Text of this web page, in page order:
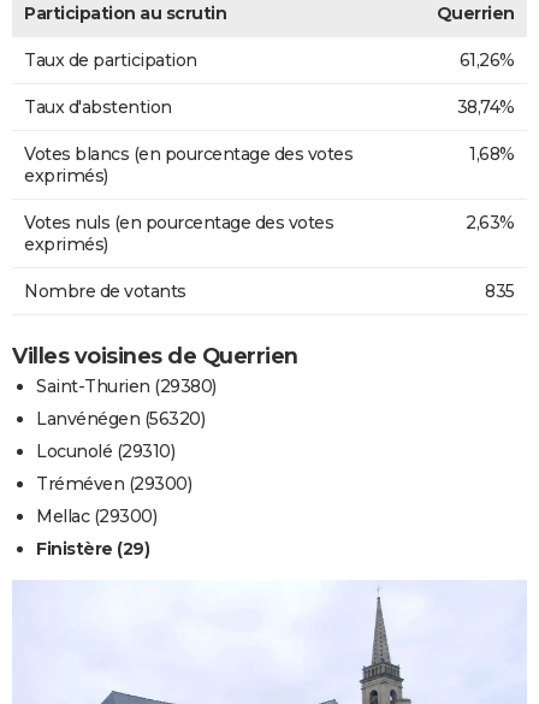
Participation au scrutin Querrien
Taux de participation 61,26%
Taux d'abstention 38,74%
Votes blancs (en pourcentage des votes
exprimés)
1,68%
Votes nuls (en pourcentage des votes
exprimés)
2,63%
Nombre de votants 835
Villes voisines de Querrien
Saint-Thurien (29380)
Lanvénégen (56320)
Locunolé (29310)
Tréméven (29300)
Mellac (29300)
Finistère (29)